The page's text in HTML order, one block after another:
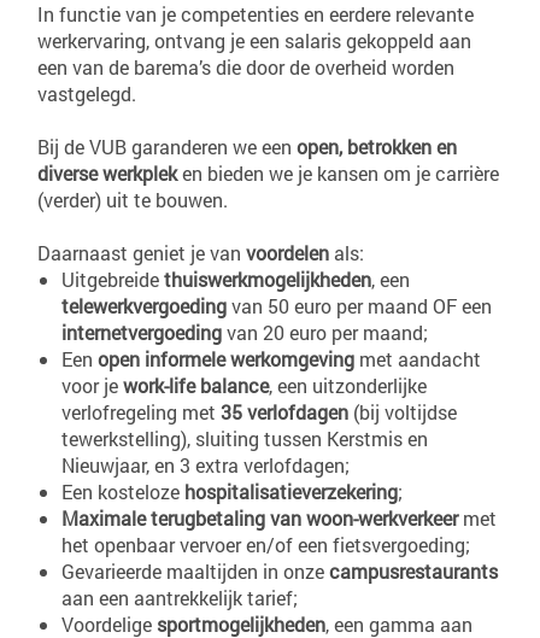
In functie van je competenties en eerdere relevante
werkervaring, ontvang je een salaris gekoppeld aan
een van de barema’s die door de overheid worden
vastgelegd.
Bij de VUB garanderen we een open, betrokken en
diverse werkpleken bieden we je kansen om je carrière
(verder) uit te bouwen.
Daarnaast geniet je van voordelen als:
Uitgebreidethuiswerkmogelijkheden, een
telewerkvergoedingvan 50 euro per maand OF een
internetvergoedingvan 20 euro per maand;
Een open informele werkomgeving met aandacht
voor jework-life balance, een uitzonderlijke
verlofregeling met 35 verlofdagen (bij voltijdse
tewerkstelling), sluiting tussen Kerstmis en
Nieuwjaar, en 3 extra verlofdagen;
Een kosteloze hospitalisatieverzekering;
Maximale terugbetaling van woon-werkverkeermet
het openbaar vervoer en/of een fietsvergoeding;
Gevarieerde maaltijden in onzecampusrestaurants
aan een aantrekkelijk tarief;
Voordelige sportmogelijkheden, een gamma aan